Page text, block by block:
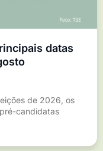
datas
de 2026, os
candidatas